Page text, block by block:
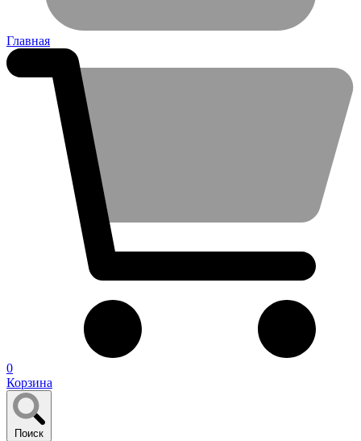
Главная
0
Корзина
Поиск